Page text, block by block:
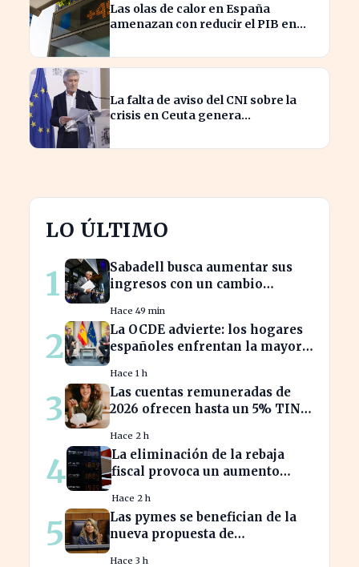
Las olas de calor en España
amenazan con reducir el PIB en
La falta de aviso del CNI sobre la
crisis en Ceuta genera
LO ÚLTIMO
1
Sabadell busca aumentar sus
ingresos con un cambio
Hace 49 min
2
La OCDE advierte: los hogares
españoles enfrentan la mayor
Hace 1 h
3
Las cuentas remuneradas de
2026 ofrecen hasta un 5% TIN:
Hace 2 h
4
La eliminación de la rebaja
fiscal provoca un aumento
carburante este verano
Hace 2 h
5
Las pymes se benefician de la
nueva propuesta de
Hace 3 h